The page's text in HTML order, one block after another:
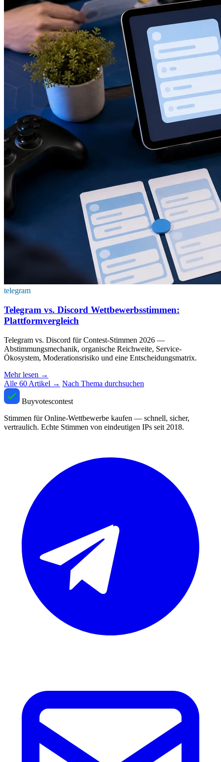
telegram
Telegram vs. Discord Wettbewerbsstimmen:
Plattformvergleich
Telegram vs. Discord für Contest-Stimmen 2026 —
Abstimmungsmechanik, organische Reichweite, Service-
Ökosystem, Moderationsrisiko und eine Entscheidungsmatrix.
Mehr lesen →
Alle 60 Artikel → Nach Thema durchsuchen
Buyvotescontest
Stimmen für Online-Wettbewerbe kaufen — schnell, sicher,
vertraulich. Echte Stimmen von eindeutigen IPs seit 2018.